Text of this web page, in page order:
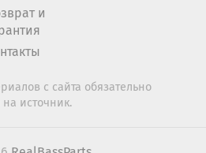
и
с сайта обязательно
источник.